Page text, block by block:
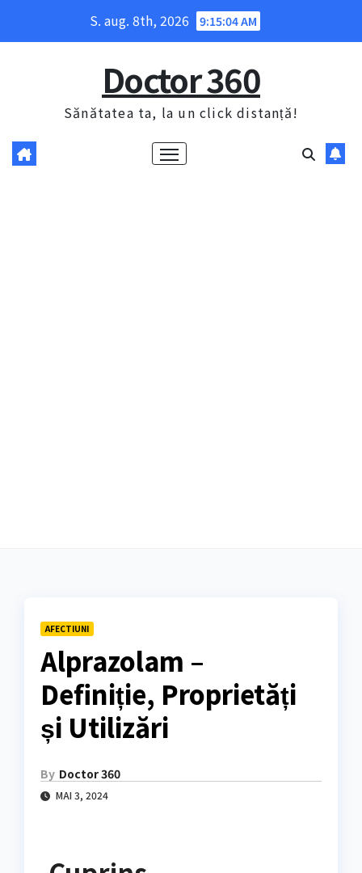
S. aug. 8th, 2026 9:15:05 AM
Doctor 360
Sănătatea ta, la un click distanță!
AFECTIUNI
Alprazolam –
Definiție, Proprietăți
și Utilizări
By Doctor 360
MAI 3, 2024